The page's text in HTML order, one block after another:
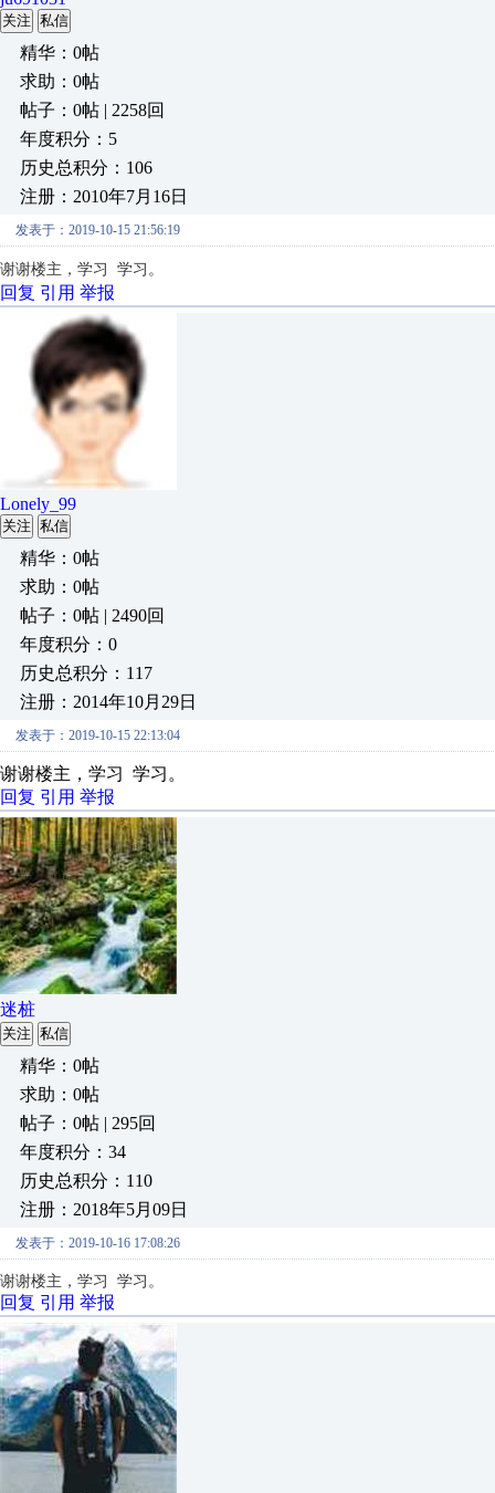
关注 私信
精华：0帖
求助：0帖
帖子：0帖 | 2258回
年度积分：5
历史总积分：106
注册：2010年7月16日
发表于：2019-10-15 21:56:19
谢谢楼主，学习 学习。
回复 引用 举报
Lonely_99
关注 私信
精华：0帖
求助：0帖
帖子：0帖 | 2490回
年度积分：0
历史总积分：117
注册：2014年10月29日
发表于：2019-10-15 22:13:04
谢谢楼主，学习 学习。
回复 引用 举报
迷桩
关注 私信
精华：0帖
求助：0帖
帖子：0帖 | 295回
年度积分：34
历史总积分：110
注册：2018年5月09日
发表于：2019-10-16 17:08:26
谢谢楼主，学习 学习。
回复 引用 举报